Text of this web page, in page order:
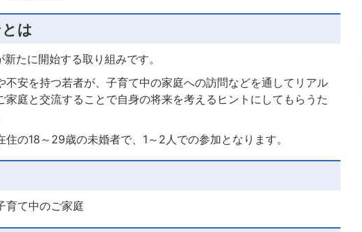
は
たに開始する取り組みです。
不安を持つ若者が、子育て中の家庭への訪問などを通してリアル
家庭と交流することで自身の将来を考えるヒントにしてもらうた
の18～29歳の未婚者で、1～2人での参加となります。
育て中のご家庭